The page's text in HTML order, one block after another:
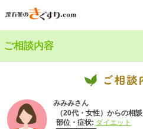
ご相談内容
みみみさん
（20代・女性）からの相談
部位・症状: ダイエット